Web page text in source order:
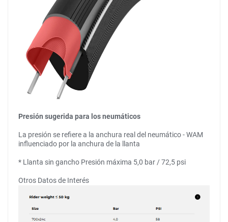
Presión sugerida para los neumáticos
La presión se refiere a la anchura real del neumático - WAM
influenciado por la anchura de la llanta
* Llanta sin gancho Presión máxima 5,0 bar / 72,5 psi
Otros Datos de Interés